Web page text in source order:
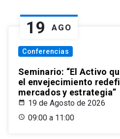
19 AGO
Conferencias
Seminario: “El Activo
el envejecimiento
mercados y estrategia”
19 de Agosto de 2026
09:00 a 11:00